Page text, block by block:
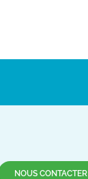
NOUS CONTACTER